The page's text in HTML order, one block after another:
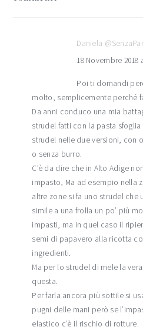
Daniela
18 Novembre 2018
Poi ti domandi
molto, semplicemente perché
Da anni conduco una mia
strudel fatti con la pasta
strudel nelle due versioni, con
o senza burro.
C’è da dire che in Alto Adige
impasto, Ma ad esempio nella
altre zone si fa uno strudel che
simile a una frolla un po’ più
impasti, ma in quel caso il
semi di papavero alla ricotta
ingredienti.
Ma per lo strudel di mele la
questa.
Per farla ancora più sottile si
pugni delle mani però se
elastico c’è il rischio di rotture.